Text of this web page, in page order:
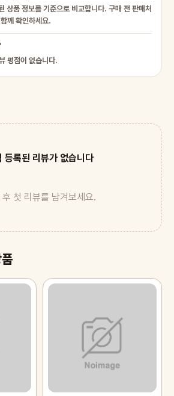
품 정보를 기준으로 비교합니다. 구매 전 판매처
께 확인하세요.
평점이 없습니다.
등록된 리뷰가 없습니다
후 첫 리뷰를 남겨보세요.